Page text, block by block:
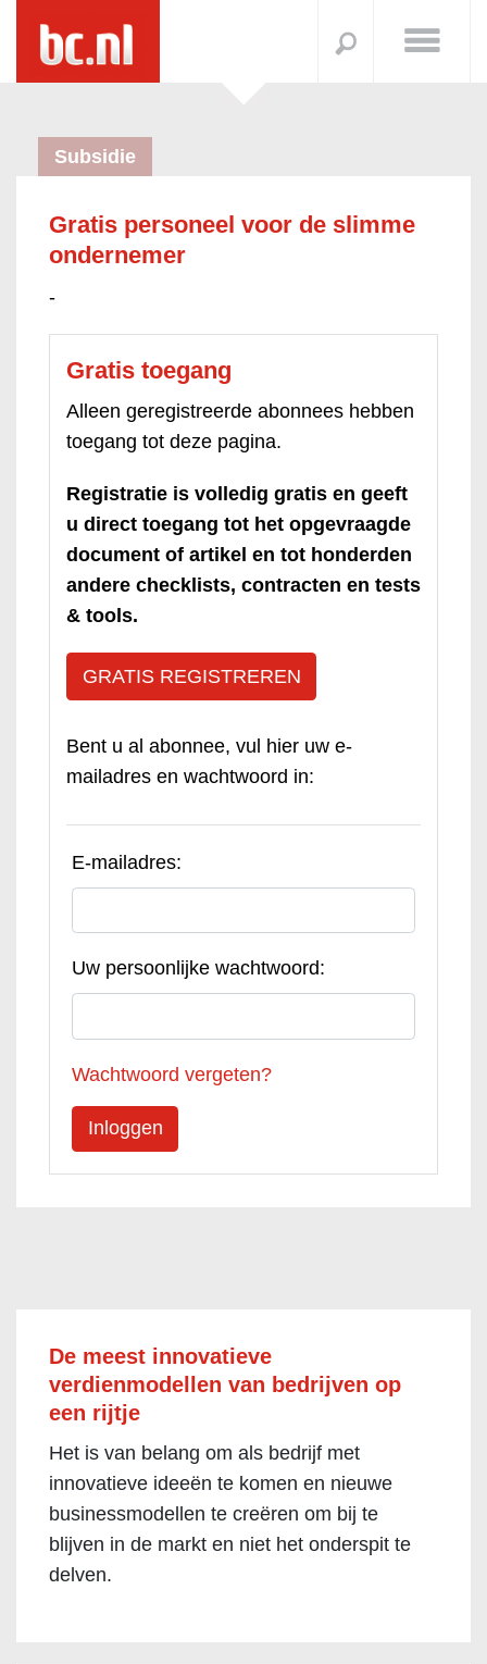
Subsidie
Gratis personeel voor de slimme
ondernemer
-
Gratis toegang
Alleen geregistreerde abonnees hebben
toegang tot deze pagina.
Registratie is volledig gratis en geeft
u direct toegang tot het opgevraagde
document of artikel en tot honderden
andere checklists, contracten en tests
& tools.
GRATIS REGISTREREN
Bent u al abonnee, vul hier uw e-
mailadres en wachtwoord in:
E-mailadres:
Uw persoonlijke wachtwoord:
Wachtwoord vergeten?
De meest innovatieve
verdienmodellen van bedrijven op
een rijtje
Het is van belang om als bedrijf met
innovatieve ideeën te komen en nieuwe
businessmodellen te creëren om bij te
blijven in de markt en niet het onderspit te
delven.